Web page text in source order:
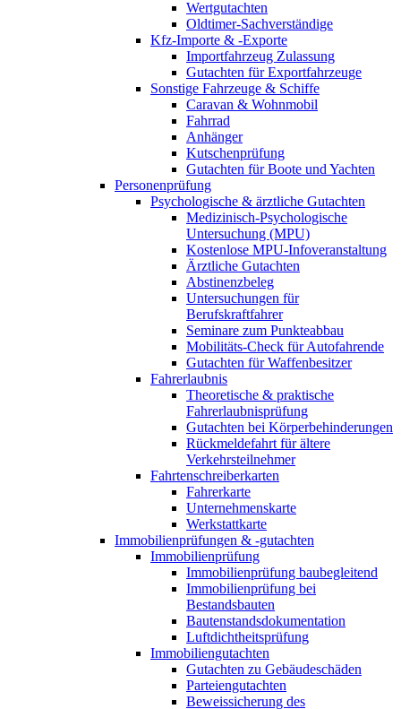
Wertgutachten
Oldtimer-Sachverständige
Kfz-Importe & -Exporte
Importfahrzeug Zulassung
Gutachten für Exportfahrzeuge
Sonstige Fahrzeuge & Schiffe
Caravan & Wohnmobil
Fahrrad
Anhänger
Kutschenprüfung
Gutachten für Boote und Yachten
Personenprüfung
Psychologische & ärztliche Gutachten
Medizinisch-Psychologische
Untersuchung (MPU)
Kostenlose MPU-Infoveranstaltung
Ärztliche Gutachten
Abstinenzbeleg
Untersuchungen für
Berufskraftfahrer
Seminare zum Punkteabbau
Mobilitäts-Check für Autofahrende
Gutachten für Waffenbesitzer
Fahrerlaubnis
Theoretische & praktische
Fahrerlaubnisprüfung
Gutachten bei Körperbehinderungen
Rückmeldefahrt für ältere
Verkehrsteilnehmer
Fahrtenschreiberkarten
Fahrerkarte
Unternehmenskarte
Werkstattkarte
Immobilienprüfungen & -gutachten
Immobilienprüfung
Immobilienprüfung baubegleitend
Immobilienprüfung bei
Bestandsbauten
Bautenstandsdokumentation
Luftdichtheitsprüfung
Immobiliengutachten
Gutachten zu Gebäudeschäden
Parteiengutachten
Beweissicherung des